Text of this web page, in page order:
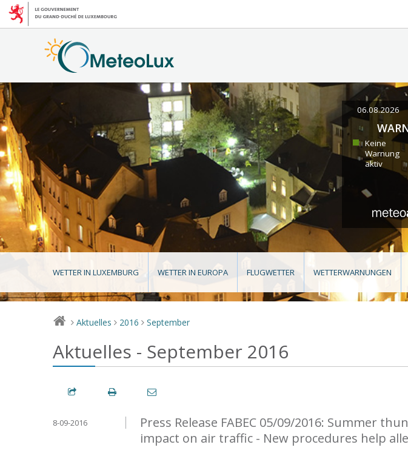
06.08.2026
Keine
Warnung
aktiv
WETTER IN LUXEMBURG WETTER IN EUROPA FLUGWETTER WETTERWARNUNGEN
> Aktuelles > 2016 > September
Aktuelles - September 2016
Press Release FABEC 05/09/2016: Summer
impact on air traffic - New procedures help
8-09-2016